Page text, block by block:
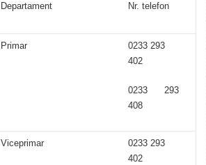
Departament Nr. telefon
Primar
0233 293
402
0233 293
408
Viceprimar
0233 293
402